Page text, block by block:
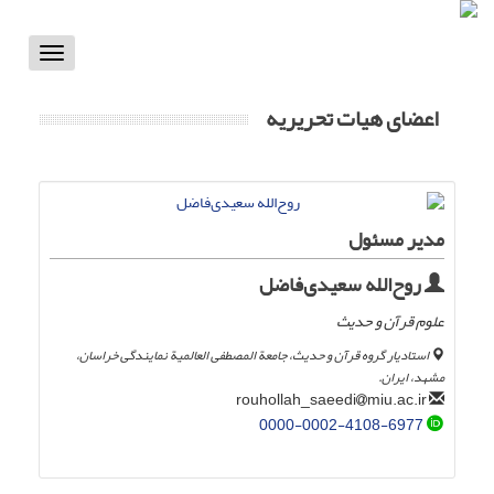
Toggle
اعضای هیات تحریریه
مدیر مسئول
روح‌الله سعیدی‌فاضل
علوم قرآن و حدیث
استادیار گروه قرآن و حدیث، جامعة المصطفی العالمیة نمایندگی خراسان،
مشهد، ایران.
miu.ac.ir
0000-0002-4108-6977